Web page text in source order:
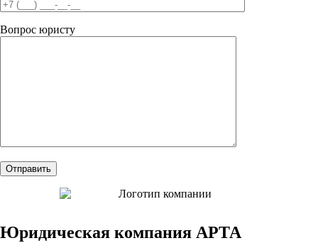
Вопрос юристу
Юридическая компания АРТА